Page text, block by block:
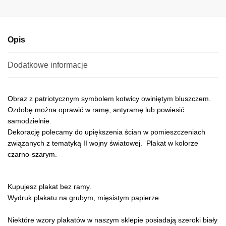
Opis
Dodatkowe informacje
Obraz z patriotycznym symbolem kotwicy owiniętym bluszczem.
Ozdobę można oprawić w ramę, antyramę lub powiesić
samodzielnie.
Dekorację polecamy do upiększenia ścian w pomieszczeniach
związanych z tematyką II wojny światowej. Plakat w kolorze
czarno-szarym.
Kupujesz plakat bez ramy.
Wydruk plakatu na grubym, mięsistym papierze.
Niektóre wzory plakatów w naszym sklepie posiadają szeroki biały